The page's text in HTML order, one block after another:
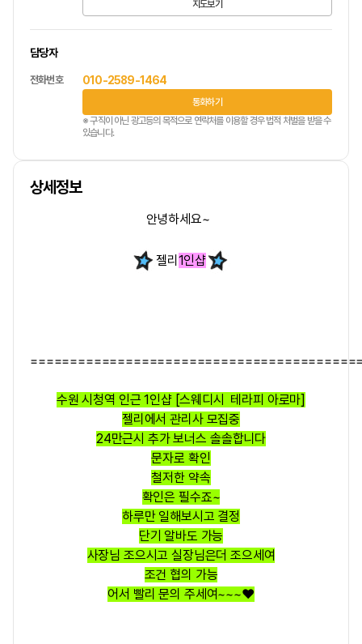
지도보기
담당자
전화번호 010-2589-1464
통화하기
※ 구직이 아닌 광고등의 목적으로 연락처를 이용할 경우 법적 처벌을 받을 수
있습니다.
상세정보
안녕하세요~
젤리 1인샵
수원 시청역 인근 1인샵 [스웨디시 테라피 아로마]
젤리에서 관리사 모집중
24만근시 추가 보너스 솔솔합니다
문자로 확인
철저한 약속
확인은 필수죠~
하루만 일해보시고 결정
단기 알바도 가능
사장님 조으시고 실장님은더 조으세여
조건 협의 가능
어서 빨리 문의 주세여~~~❤️